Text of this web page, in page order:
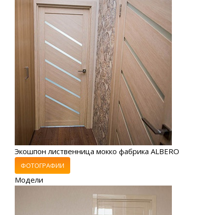
Экошпон лиственница мокко фабрика ALBERO
ФОТОГРАФИИ
Модели